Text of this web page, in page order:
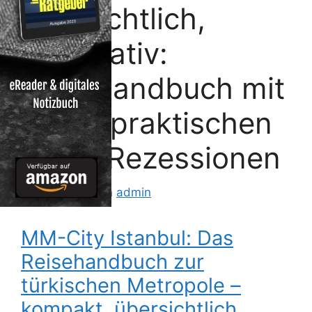
übersichtlich,
informativ:
Reisehandbuch mit
vielen praktischen
Tipps Rezessionen
3. Juni 2012 von admin
MM-City Istanbul: Das
Reisehandbuch zur
türkischen Metropole –